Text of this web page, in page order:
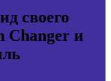
своего
Changer и